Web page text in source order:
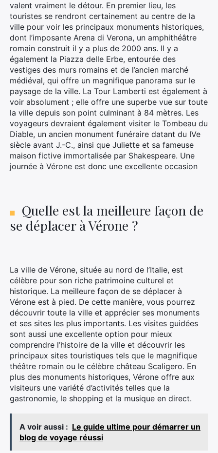
valent vraiment le détour. En premier lieu, les
touristes se rendront certainement au centre de la
ville pour voir les principaux monuments historiques,
dont l’imposante Arena di Verona, un amphithéâtre
romain construit il y a plus de 2000 ans. Il y a
également la Piazza delle Erbe, entourée des
vestiges des murs romains et de l’ancien marché
médiéval, qui offre un magnifique panorama sur le
paysage de la ville. La Tour Lamberti est également à
voir absolument ; elle offre une superbe vue sur toute
la ville depuis son point culminant à 84 mètres. Les
voyageurs devraient également visiter le Tombeau du
Diable, un ancien monument funéraire datant du IVe
siècle avant J.-C., ainsi que Juliette et sa fameuse
maison fictive immortalisée par Shakespeare. Une
journée à Vérone est donc une excellente occasion
Quelle est la meilleure façon de
se déplacer à Vérone ?
La ville de Vérone, située au nord de l’Italie, est
célèbre pour son riche patrimoine culturel et
historique. La meilleure façon de se déplacer à
Vérone est à pied. De cette manière, vous pourrez
découvrir toute la ville et apprécier ses monuments
et ses sites les plus importants. Les visites guidées
sont aussi une excellente option pour mieux
comprendre l’histoire de la ville et découvrir les
principaux sites touristiques tels que le magnifique
théâtre romain ou le célèbre château Scaligero. En
plus des monuments historiques, Vérone offre aux
visiteurs une variété d’activités telles que la
gastronomie, le shopping et la musique en direct.
A voir aussi : Le guide ultime pour démarrer un
blog de voyage réussi
×
Rechercher
: